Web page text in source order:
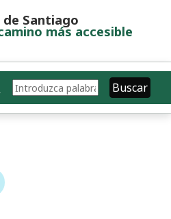
de Santiago
más accesible
Buscar Buscar